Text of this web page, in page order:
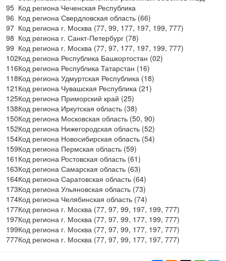
95 Код региона Чеченская Республика
96 Код региона Свердловская область (66)
97 Код региона г. Москва (77, 99, 177, 197, 199, 777)
98 Код региона г. Санкт-Петербург (78)
99 Код региона г. Москва (77, 97, 177, 197, 199, 777)
102Код региона Республика Башкортостан (02)
116Код региона Республика Татарстан (16)
118Код региона Удмуртская Республика (18)
121 Код региона Чувашская Республика (21)
125Код региона Приморский край (25)
138Код региона Иркутская область (38)
150Код региона Московская область (50, 90)
152Код региона Нижегородская область (52)
154Код региона Новосибирская область (54)
159Код региона Пермская область (59)
161 Код региона Ростовская область (61)
163Код региона Самарская область (63)
164Код региона Саратовская область (64)
173Код региона Ульяновская область (73)
174Код региона Челябинская область (74)
177Код региона г. Москва (77, 97, 99, 197, 199, 777)
197Код региона г. Москва (77, 97, 99, 177, 199, 777)
199Код региона г. Москва (77, 97, 99, 177, 197, 777)
777Код региона г. Москва (77, 97, 99, 177, 197, 777)